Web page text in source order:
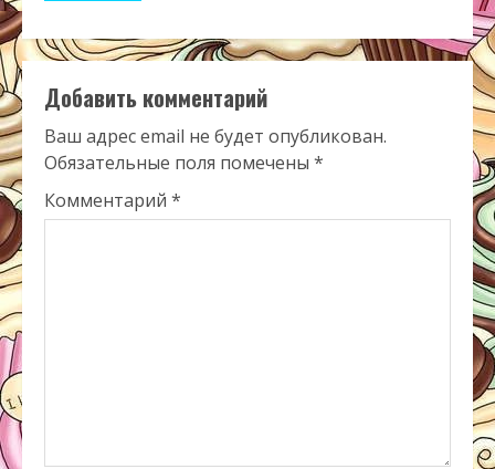
Добавить комментарий
Ваш адрес email не будет опубликован.
Обязательные поля помечены *
Комментарий *